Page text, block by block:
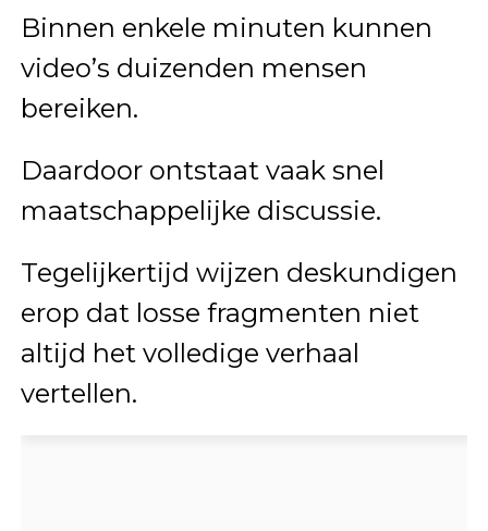
Binnen enkele minuten kunnen
video’s duizenden mensen
bereiken.
Daardoor ontstaat vaak snel
maatschappelijke discussie.
Tegelijkertijd wijzen deskundigen
erop dat losse fragmenten niet
altijd het volledige verhaal
vertellen.